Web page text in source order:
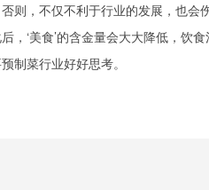
则，不仅不利于行业的发展，也会
，‘美食’的含金量会大大降低，饮
制菜行业好好思考。